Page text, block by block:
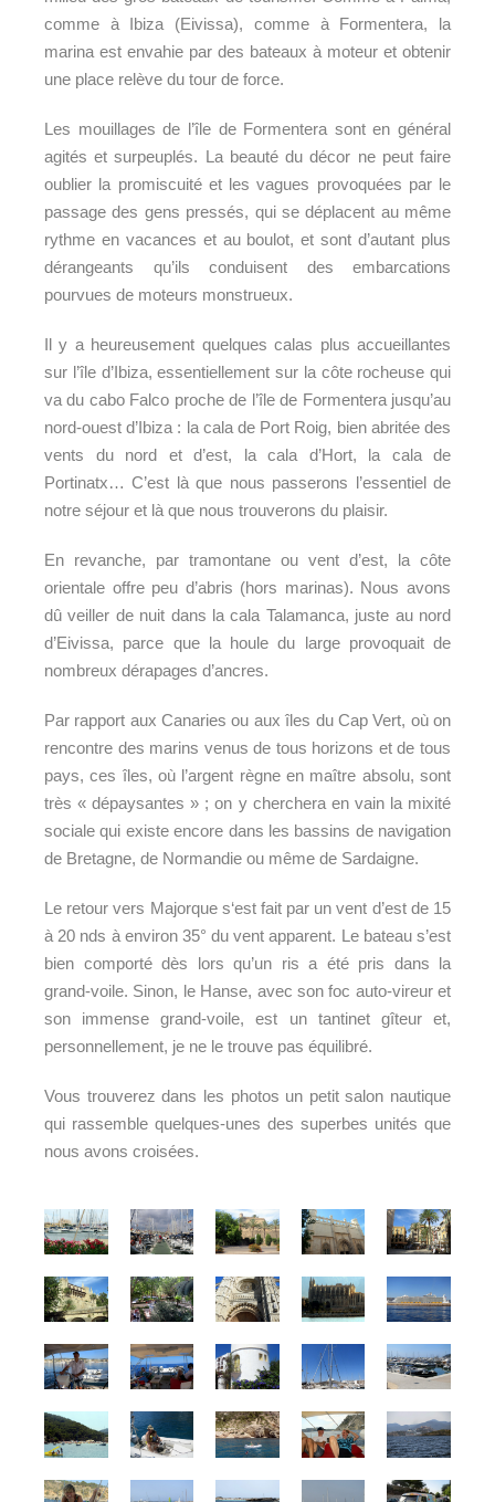
comme à Ibiza (Eivissa), comme à Formentera, la
marina est envahie par des bateaux à moteur et obtenir
une place relève du tour de force.
Les mouillages de l’île de Formentera sont en général
agités et surpeuplés. La beauté du décor ne peut faire
oublier la promiscuité et les vagues provoquées par le
passage des gens pressés, qui se déplacent au même
rythme en vacances et au boulot, et sont d’autant plus
dérangeants qu’ils conduisent des embarcations
pourvues de moteurs monstrueux.
Il y a heureusement quelques calas plus accueillantes
sur l’île d’Ibiza, essentiellement sur la côte rocheuse qui
va du cabo Falco proche de l’île de Formentera jusqu’au
nord-ouest d’Ibiza : la cala de Port Roig, bien abritée des
vents du nord et d’est, la cala d’Hort, la cala de
Portinatx… C’est là que nous passerons l’essentiel de
notre séjour et là que nous trouverons du plaisir.
En revanche, par tramontane ou vent d’est, la côte
orientale offre peu d’abris (hors marinas). Nous avons
dû veiller de nuit dans la cala Talamanca, juste au nord
d’Eivissa, parce que la houle du large provoquait de
nombreux dérapages d’ancres.
Par rapport aux Canaries ou aux îles du Cap Vert, où on
rencontre des marins venus de tous horizons et de tous
pays, ces îles, où l’argent règne en maître absolu, sont
très « dépaysantes » ; on y cherchera en vain la mixité
sociale qui existe encore dans les bassins de navigation
de Bretagne, de Normandie ou même de Sardaigne.
Le retour vers Majorque s‘est fait par un vent d’est de 15
à 20 nds à environ 35° du vent apparent. Le bateau s’est
bien comporté dès lors qu’un ris a été pris dans la
grand-voile. Sinon, le Hanse, avec son foc auto-vireur et
son immense grand-voile, est un tantinet gîteur et,
personnellement, je ne le trouve pas équilibré.
Vous trouverez dans les photos un petit salon nautique
qui rassemble quelques-unes des superbes unités que
nous avons croisées.